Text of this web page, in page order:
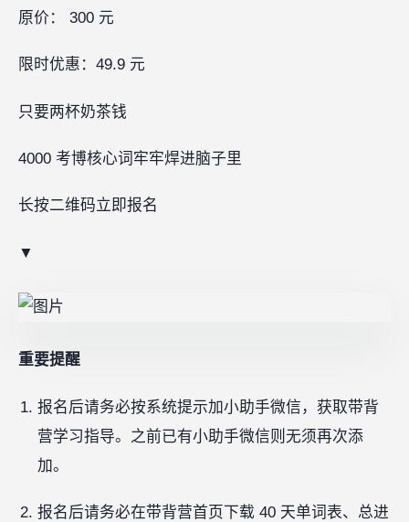
原价： 300 元
限时优惠：49.9 元
只要两杯奶茶钱
4000 考博核心词牢牢焊进脑子里
长按二维码立即报名
▼
重要提醒
报名后请务必按系统提示加小助手微信，获取带背
营学习指导。之前已有小助手微信则无须再次添
加。
报名后请务必在带背营首页下载 40 天单词表、总进